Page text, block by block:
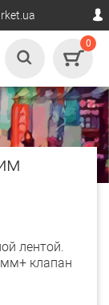
0
лентой.
клапан